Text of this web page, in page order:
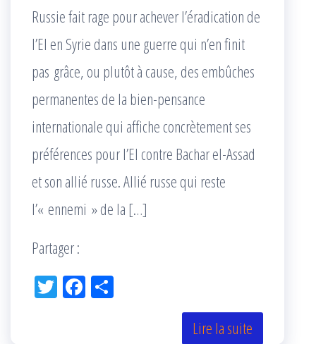
Russie fait rage pour achever l’éradication de
l’EI en Syrie dans une guerre qui n’en finit
pas grâce, ou plutôt à cause, des embûches
permanentes de la bien-pensance
internationale qui affiche concrètement ses
préférences pour l’EI contre Bachar el-Assad
et son allié russe. Allié russe qui reste
l’« ennemi » de la […]
Partager :
Tw Fac
Lire la suite